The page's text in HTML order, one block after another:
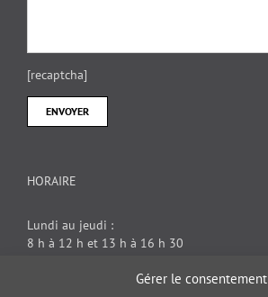
Gérer le consentement
[recaptcha]
HORAIRE
Lundi au jeudi :
8 h à 12 h et 13 h à 16 h 30